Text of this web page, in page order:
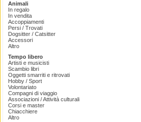
Animali
In regalo
In vendita
Accoppiamenti
Persi / Trovati
Dogsitter / Catsitter
Accessori
Altro
Tempo libero
Artisti e musicisti
Scambio libri
Oggetti smarriti e ritrovati
Hobby / Sport
Volontariato
Compagni di viaggio
Associazioni / Attività culturali
Corsi e master
Chiacchiere
Altro